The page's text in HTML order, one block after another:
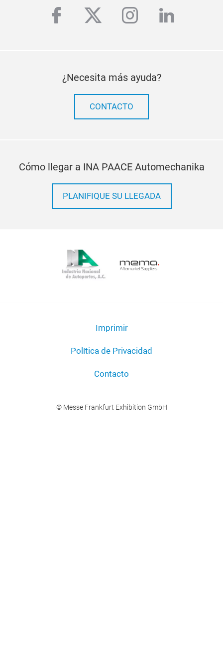
facebook
twitterinstagram
linkedin
¿Necesita más ayuda?
CONTACTO
Cómo llegar a INA PAACE Automechanika
PLANIFIQUE SU LLEGADA
Imprimir
Política de Privacidad
Contacto
© Messe Frankfurt Exhibition GmbH